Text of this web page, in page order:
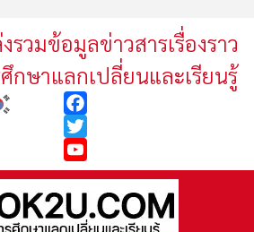
รวมข้อมูลข่าวสารเรื่องราว
กษาแลกเปลี่ยนและเรียนรู้
Facebook
Twitter
YouTube